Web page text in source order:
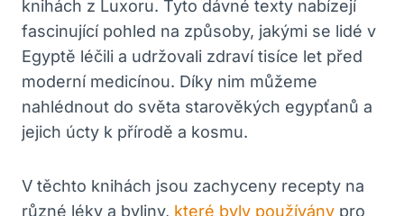
knihách z Luxoru. Tyto dávné texty nabízejí
fascinující pohled na způsoby, jakými se lidé v
Egyptě léčili a udržovali zdraví tisíce let před
moderní medicínou. Díky nim můžeme
nahlédnout do světa starověkých egypťanů a
jejich úcty k přírodě a kosmu.
V těchto knihách jsou zachyceny recepty na
různé léky a byliny, které byly používány pro